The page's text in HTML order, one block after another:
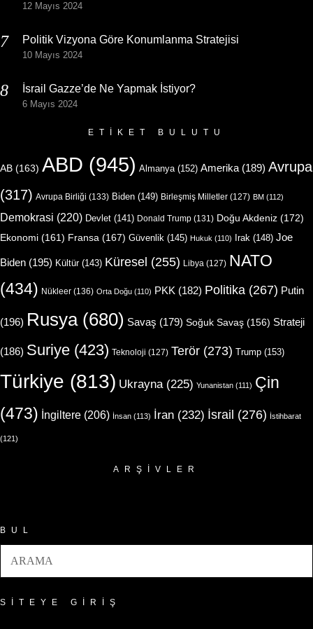
12 Mayıs 2024
Politik Vizyona Göre Konumlanma Stratejisi
10 Mayıs 2024
İsrail Gazze’de Ne Yapmak İstiyor?
6 Mayıs 2024
ETIKET BULUTU
AB (163) ABD (945) Almanya(152) Amerika (189) Avrupa
(317) Avrupa Birliği (133) Biden (149) Birleşmiş Milletler (127) BM (112)
Demokrasi (220) Devlet (141) Donald Trump (131) Doğu Akdeniz (172)
Ekonomi (161) Fransa (167) Güvenlik (145) Hukuk (110) Irak (148) Joe
Biden (195) Kültür(143) Küresel (255) Libya (127) NATO
(434) Nükleer (136) Orta Doğu (110) PKK (182) Politika (267) Putin
(196) Rusya(680) Savaş (179) Soğuk Savaş (156) Strateji
(186) Suriye (423) Teknoloji (127) Terör (273) Trump (153)
Türkiye (813) Ukrayna(225) Yunanistan (111) Çin
(473) İngiltere (206) İnsan (113) İran (232) İsrail (276) İstihbarat
(121)
ARŞIVLER
BUL
SITEYE GIRIŞ